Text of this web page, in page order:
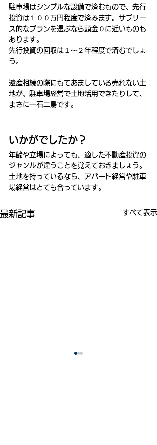
駐車場はシンプルな設備で済むもので、先行
投資は１００万円程度で済みます。サブリー
ス的なプランを選ぶなら頭金０に近いものも
あります。
先行投資の回収は１～２年程度で済むでしょ
う。
遺産相続の際にもてあましている売れない土
地が、駐車場経営で土地活用できたりして、
まさに一石二鳥です。
いかがでしたか？
年齢や立場によっても、適した不動産投資の
ジャンルが違うことを覚えておきましょう。
土地を持っているなら、アパート経営や駐車
場経営はとても合っています。
最新記事 すべて表示